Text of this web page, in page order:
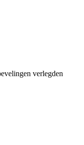
verlegden